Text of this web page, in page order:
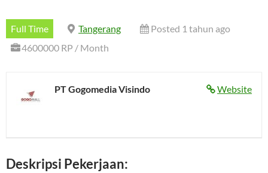
Full Time Tangerang
Posted 1 tahun ago
4600000 RP / Month
Website
PT Gogomedia Visindo
Deskripsi Pekerjaan: